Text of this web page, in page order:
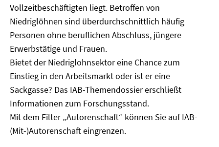
Vollzeitbeschäftigten liegt. Betroffen von
Niedriglöhnen sind überdurchschnittlich häufig
Personen ohne beruflichen Abschluss, jüngere
Erwerbstätige und Frauen.
Bietet der Niedriglohnsektor eine Chance zum
Einstieg in den Arbeitsmarkt oder ist er eine
Sackgasse? Das IAB-Themendossier erschließt
Informationen zum Forschungsstand.
Mit dem Filter „Autorenschaft“ können Sie auf IAB-
(Mit-)Autorenschaft eingrenzen.